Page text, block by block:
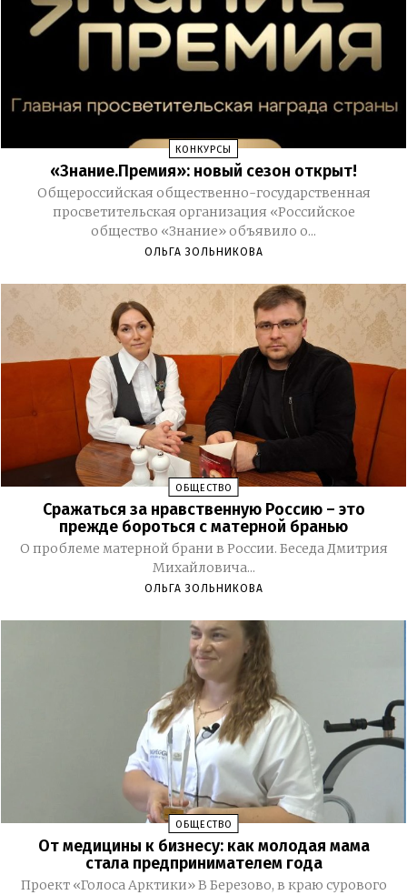
КОНКУРСЫ
«Знание.Премия»: новый сезон открыт!
Общероссийская общественно-государственная
просветительская организация «Российское
общество «Знание» объявило о...
ОЛЬГА ЗОЛЬНИКОВА
ОБЩЕСТВО
Сражаться за нравственную Россию – это
прежде бороться с матерной бранью
О проблеме матерной брани в России. Беседа Дмитрия
Михайловича...
ОЛЬГА ЗОЛЬНИКОВА
ОБЩЕСТВО
От медицины к бизнесу: как молодая мама
стала предпринимателем года
Проект «Голоса Арктики» В Березово, в краю сурового